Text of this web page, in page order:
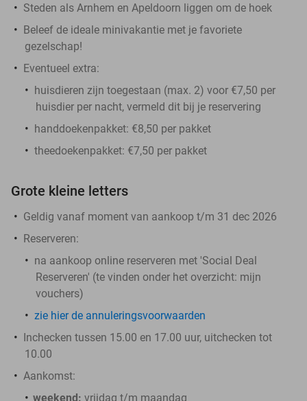
Steden als Arnhem en Apeldoorn liggen om de hoek
Beleef de ideale minivakantie met je favoriete
gezelschap!
Eventueel extra:
huisdieren zijn toegestaan (max. 2) voor €7,50 per
huisdier per nacht, vermeld dit bij je reservering
​handdoekenpakket: €8,50 per pakket
theedoekenpakket: €7,50 per pakket
Grote kleine letters
Geldig vanaf moment van aankoop t/m 31 dec 2026
Reserveren:
na aankoop online reserveren met 'Social Deal
Reserveren' (te vinden onder het overzicht: mijn
vouchers)
zie hier de annuleringsvoorwaarden
Inchecken tussen 15.00 en 17.00 uur, uitchecken tot
10.00
Aankomst:
​weekend: vrijdag t/m maandag